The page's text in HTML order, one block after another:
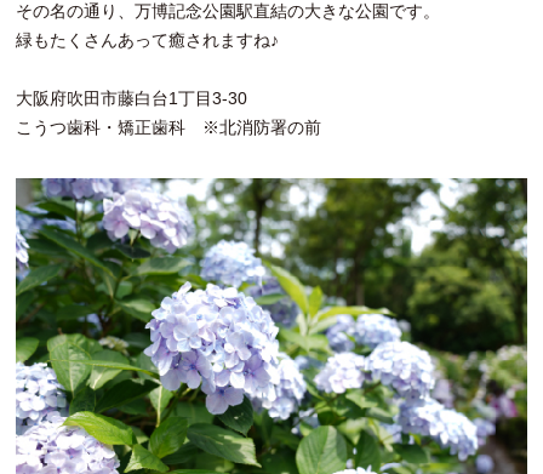
その名の通り、万博記念公園駅直結の大きな公園です。
緑もたくさんあって癒されますね♪
大阪府吹田市藤白台1丁目3-30
こうつ歯科・矯正歯科 ※北消防署の前